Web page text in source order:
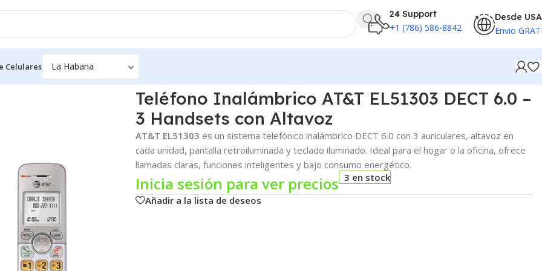
24 Support
+1 (786) 586-8842
Desde USA
Envio
Celulares
AT&T EL51303 DECT 6.0 – 3 Handsets con Altavoz
Teléfono Inalámbrico AT&T EL51303 DECT 6.0 –
3 Handsets con Altavoz
AT&T EL51303 es un sistema telefónico inalámbrico DECT 6.0 con 3 auriculares, altavoz en
cada unidad, pantalla retroiluminada y teclado iluminado. Ideal para el hogar o la oficina, ofrece
llamadas claras, funciones inteligentes y bajo consumo energético.
Inicia sesión para ver precios 3 en stock
Añadir a la lista de deseos